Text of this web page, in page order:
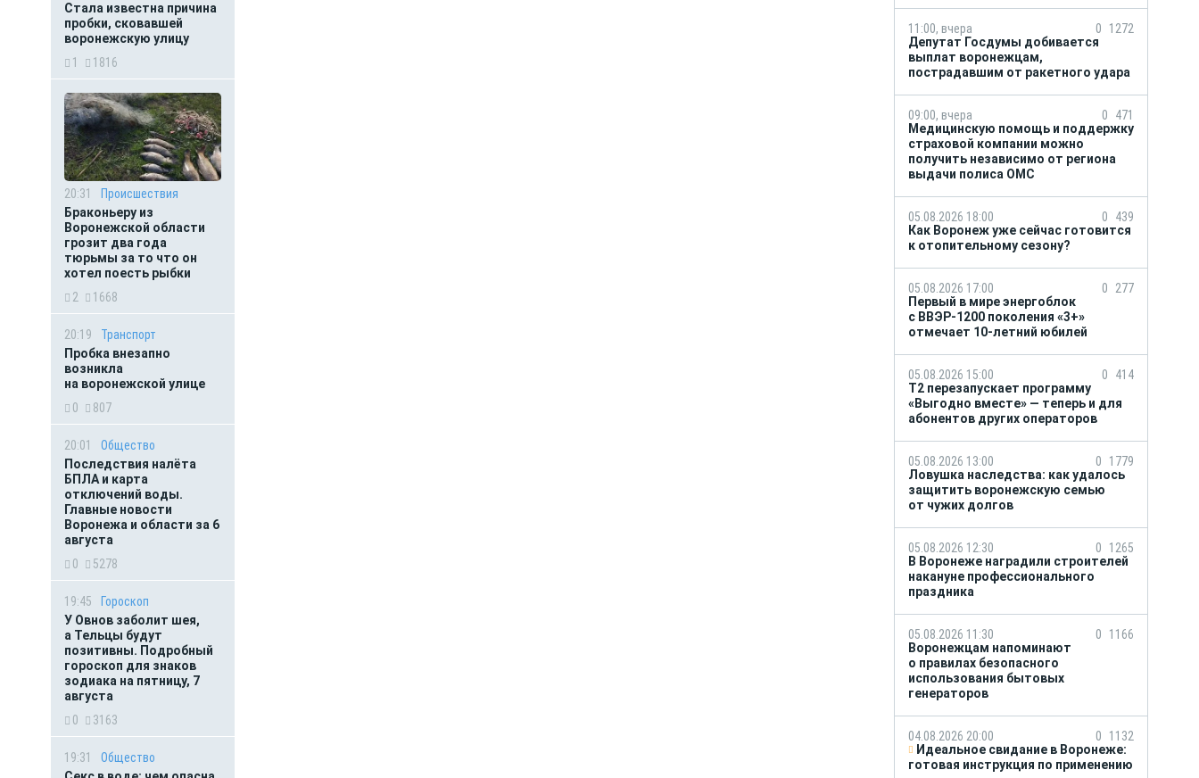
Стала известна причина
пробки, сковавшей
воронежскую улицу
1
1816
20:31
Происшествия
Браконьеру из
Воронежской области
грозит два года
тюрьмы за то что он
хотел поесть рыбки
2
1668
20:19
Транспорт
Пробка внезапно
возникла
на воронежской улице
0
807
20:01
Общество
Последствия налёта
БПЛА и карта
отключений воды.
Главные новости
Воронежа и области за 6
августа
0
5278
19:45
Гороскоп
У Овнов заболит шея,
а Тельцы будут
позитивны. Подробный
гороскоп для знаков
зодиака на пятницу, 7
августа
0
3163
19:31
Общество
11:00, вчера 0
1272
Депутат Госдумы добивается
выплат воронежцам,
пострадавшим от ракетного удара
09:00, вчера 0
471
Медицинскую помощь и поддержку
страховой компании можно
получить независимо от региона
выдачи полиса ОМС
05.08.2026 18:00 0
439
Как Воронеж уже сейчас готовится
к отопительному сезону?
05.08.2026 17:00 0
277
Первый в мире энергоблок
с ВВЭР-1200 поколения «3+»
отмечает 10-летний юбилей
05.08.2026 15:00 0
414
Т2 перезапускает программу
«Выгодно вместе» — теперь и для
абонентов других операторов
05.08.2026 13:00 0
1779
Ловушка наследства: как удалось
защитить воронежскую семью
от чужих долгов
05.08.2026 12:30 0
1265
В Воронеже наградили строителей
накануне профессионального
праздника
05.08.2026 11:30 0
1166
Воронежцам напоминают
о правилах безопасного
использования бытовых
генераторов
04.08.2026 20:00 0
1132
Идеальное свидание в Воронеже:
готовая инструкция по применению